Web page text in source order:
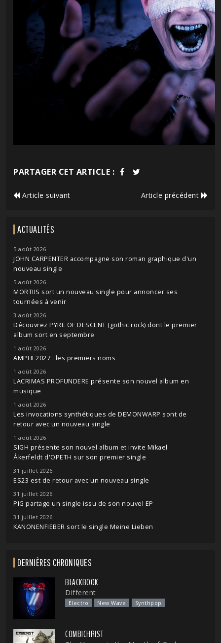
PARTAGER CET ARTICLE :
Article suivant Article précédent
ACTUALITÉS
5 août 2026
JOHN CARPENTER accompagne son roman graphique d'un
nouveau single
5 août 2026
MORTIIS sort un nouveau single pour annoncer ses
tournées à venir
3 août 2026
Découvrez PYRE OF DESCENT (gothic rock) dont le premier
album sort en septembre
1 août 2026
AMPHI 2027 : les premiers noms
1 août 2026
LACRIMAS PROFUNDERE présente son nouvel album en
musique
1 août 2026
Les invocations synthétiques de DEMONWARP sont de
retour avec un nouveau single
1 août 2026
SIGH présente son nouvel album et invite Mikael
Åkerfeldt d'OPETH sur son premier single
31 juillet 2026
ES23 est de retour avec un nouveau single
31 juillet 2026
PIG partage un single issu de son nouvel EP
31 juillet 2026
KANONENFIEBER sort le single Meine Lieben
DERNIÈRES CHRONIQUES
BLACKBOOK
Different
Electro New Wave Synthpop
COMBICHRIST